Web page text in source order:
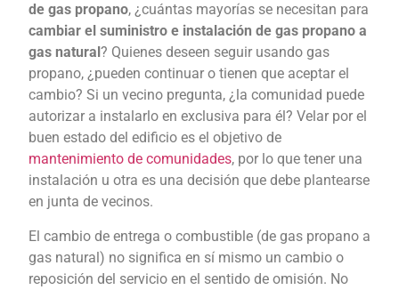
de gas propano, ¿cuántas mayorías se necesitan para
cambiar el suministro e instalación de gas propano a
gas natural ? Quienes deseen seguir usando gas
propano, ¿pueden continuar o tienen que aceptar el
cambio? Si un vecino pregunta, ¿la comunidad puede
autorizar a instalarlo en exclusiva para él? Velar por el
buen estado del edificio es el objetivo de
mantenimiento de comunidades, por lo que tener una
instalación u otra es una decisión que debe plantearse
en junta de vecinos.
El cambio de entrega o combustible (de gas propano a
gas natural) no significa en sí mismo un cambio o
reposición del servicio en el sentido de omisión. No